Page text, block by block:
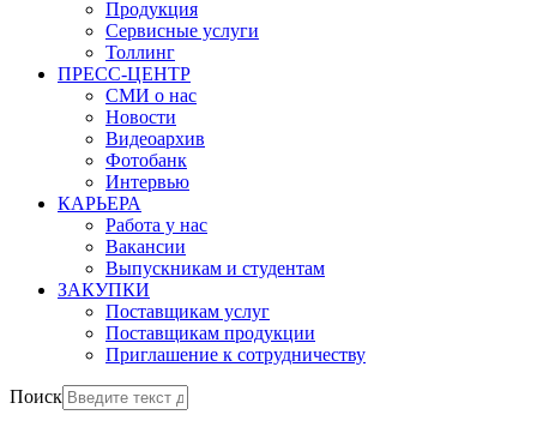
Продукция
Сервисные услуги
Толлинг
ПРЕСС-ЦЕНТР
СМИ о нас
Новости
Видеоархив
Фотобанк
Интервью
КАРЬЕРА
Работа у нас
Вакансии
Выпускникам и студентам
ЗАКУПКИ
Поставщикам услуг
Поставщикам продукции
Приглашение к сотрудничеству
Поиск